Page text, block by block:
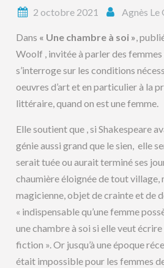
2 octobre 2021 Agnès Le
Dans « Une chambre à soi »,
Woolf , invitée à parler des
s’interroge sur les conditions
oeuvres d’art et en particulier à la
littéraire, quand on est une femme.
Elle soutient que , si Shakespeare
génie aussi grand que le sien, elle
serait tuée ou aurait terminé ses
chaumière éloignée de tout village,
magicienne, objet de crainte et de
« indispensable qu’une femme
une chambre à soi si elle veut
fiction ». Or jusqu’à une époque
était impossible pour les femmes